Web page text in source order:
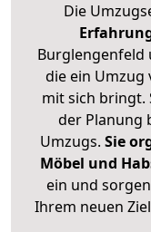
Die
Burglengenfeld
die ein Umzug
mit sich bringt.
der Planung
Umzugs. Sie
Möbel und
ein und
Ihrem neuen